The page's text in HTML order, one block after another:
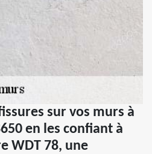
sur vos murs à
en les confiant à
WDT 78, une